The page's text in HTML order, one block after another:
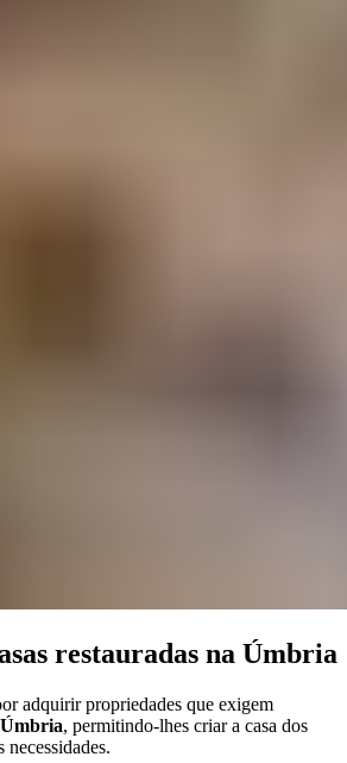
restauradas na Úmbria
adquirir propriedades que exigem
Úmbria, permitindo-lhes criar a casa dos
necessidades.